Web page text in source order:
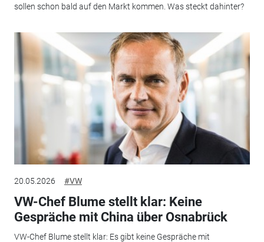
sollen schon bald auf den Markt kommen. Was steckt dahinter?
20.05.2026 #VW
VW-Chef Blume stellt klar: Keine
Gespräche mit China über Osnabrück
VW-Chef Blume stellt klar: Es gibt keine Gespräche mit